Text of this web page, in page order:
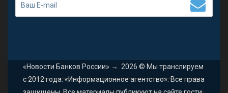
«Новости Банков России» → 2026 © Мы транслируем
с 2012 года. «Информационное агентство». Все права